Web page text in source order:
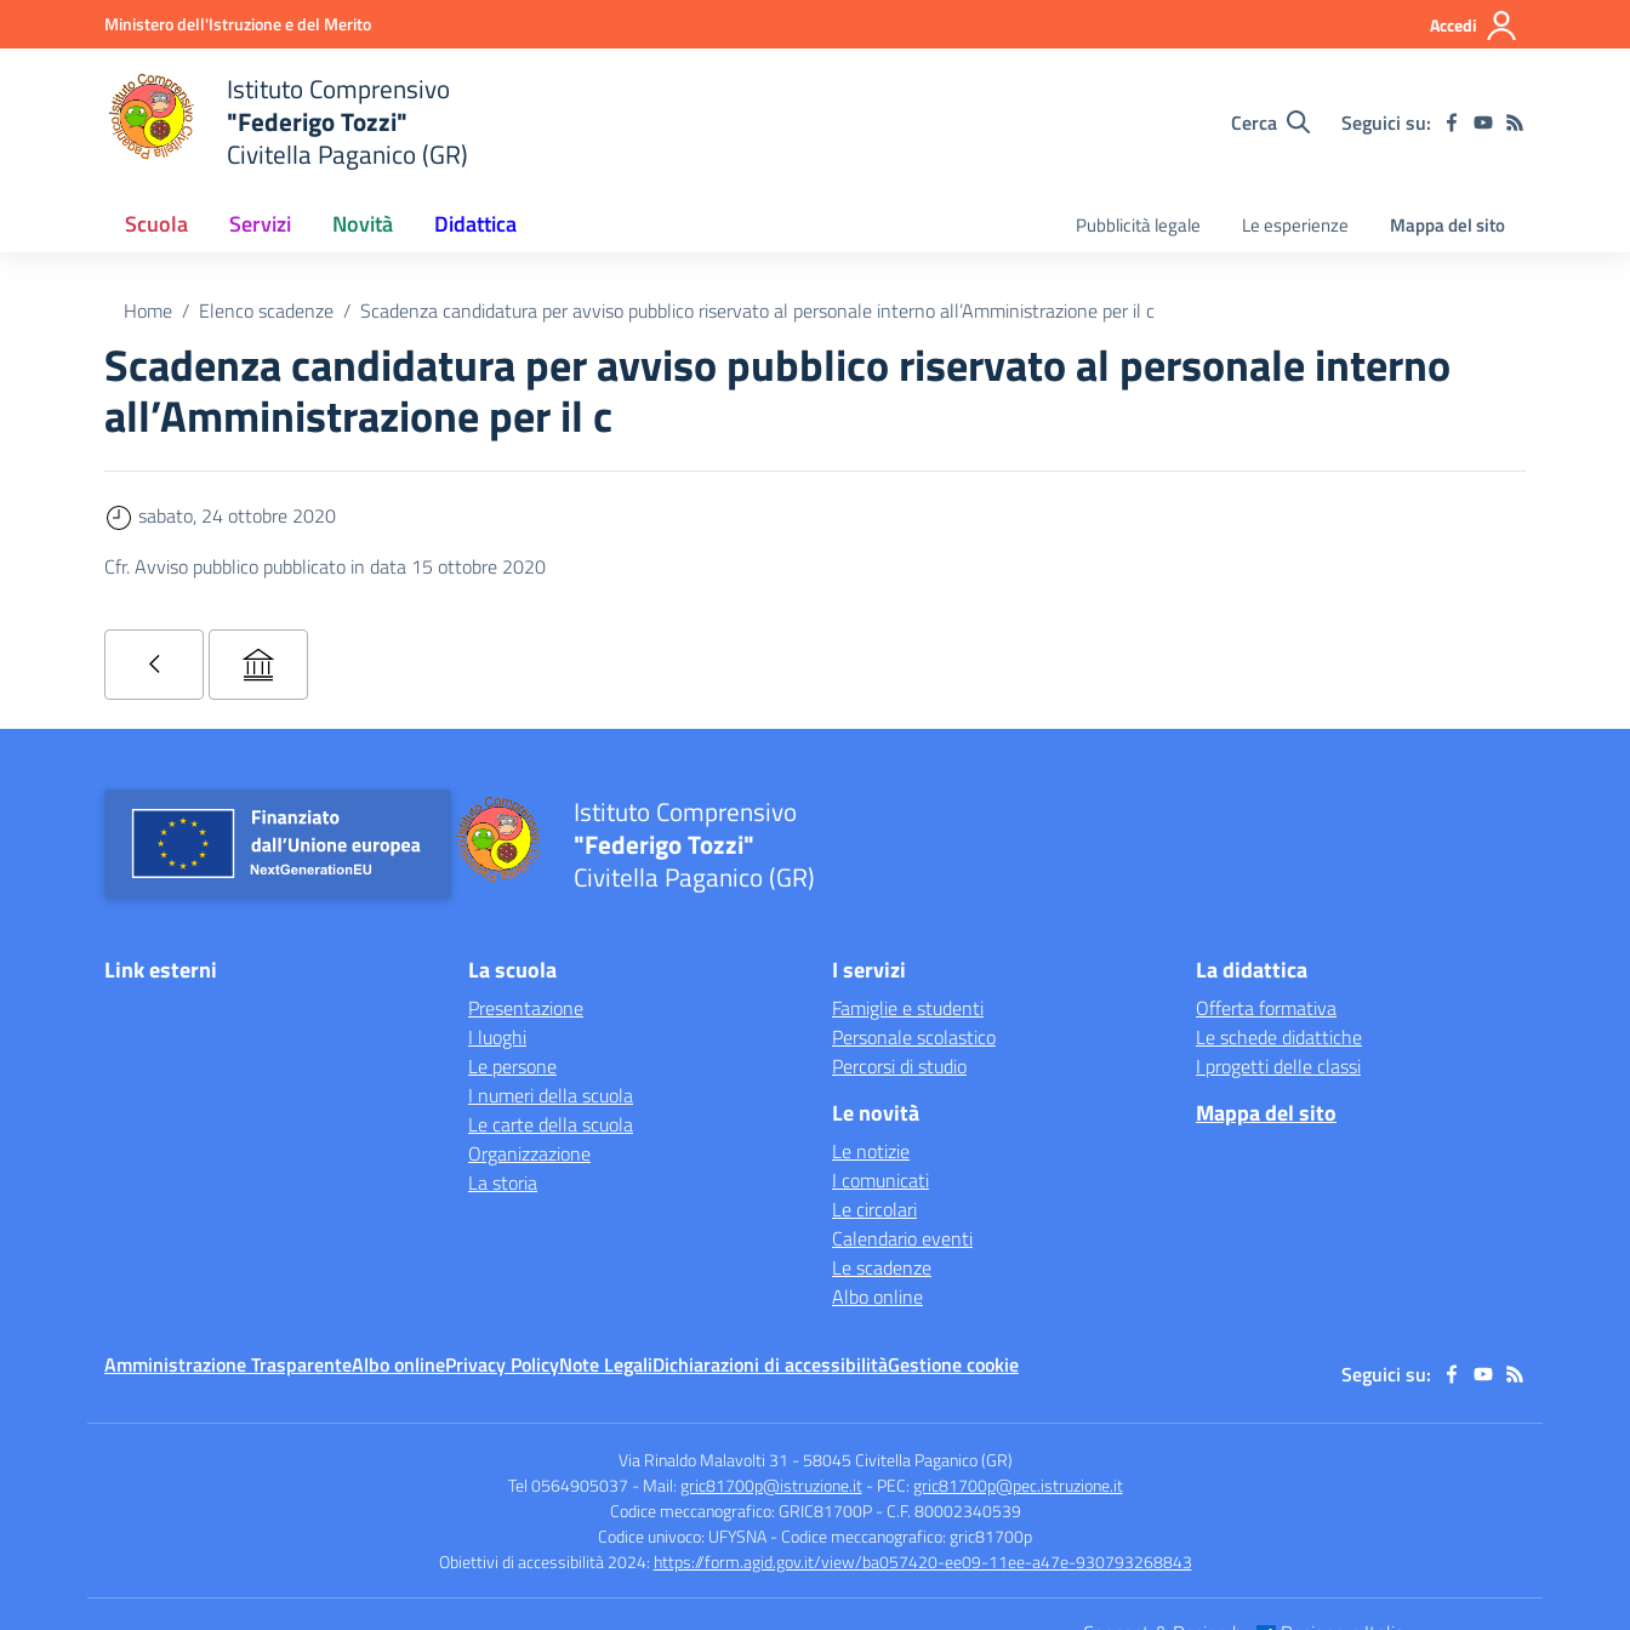
Vai ai contenuti
Vai al menu di navigazioneMinistero dell'Istruzione e del Merito Accedi
Istituto Comprensivo
"Federigo Tozzi"
Civitella Paganico (GR)
Cerca Seguici su:
Scuola Servizi Novità Didattica Pubblicità legale Le esperienze Mappa del sito
Home Elenco scadenze Scadenza candidatura per avviso pubblico riservato al personale interno all’Amministrazione per il c
Scadenza candidatura per avviso pubblico riservato al personale interno
all’Amministrazione per il c
sabato, 24 ottobre 2020
Cfr. Avviso pubblico pubblicato in data 15 ottobre 2020
Istituto Comprensivo
"Federigo Tozzi"
Civitella Paganico (GR)
Link esterni La scuola
Presentazione
I luoghi
Le persone
I numeri della scuola
Le carte della scuola
Organizzazione
La storia
I servizi
Famiglie e studenti
Personale scolastico
Percorsi di studio
Le novità
Le notizie
I comunicati
Le circolari
Calendario eventi
Le scadenze
Albo online
La didattica
Offerta formativa
Le schede didattiche
I progetti delle classi
Mappa del sito
Amministrazione TrasparenteAlbo onlinePrivacy PolicyNote LegaliDichiarazioni di accessibilitàGestione cookie Seguici su:
Via Rinaldo Malavolti 31 - 58045 Civitella Paganico (GR)
Tel 0564905037 - Mail:gric81700p@istruzione.it - PEC:gric81700p@pec.istruzione.it
Codice meccanografico: GRIC81700P - C.F. 80002340539
Codice univoco: UFYSNA- Codice meccanografico: gric81700p
Obiettivi di accessibilità 2024: https://form.agid.gov.it/view/ba057420-ee09-11ee-a47e-930793268843